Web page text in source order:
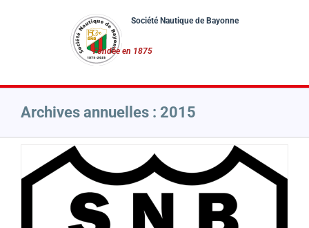
Archives annuelles : 2015